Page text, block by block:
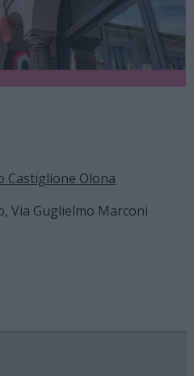
Castiglione Olona
Via Guglielmo Marconi